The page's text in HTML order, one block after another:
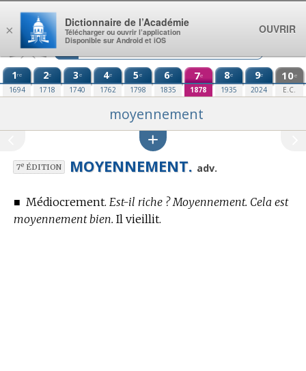
Aller au contenu
1re
1694
2e
1718
3e
1740
4e
1762
5e
1798
6e
1835
7e
1878
8e
1935
9e
2024
10e
E.C.
moyennement
7eÉDITION MOYENNEMENT. adv.
■ Médiocrement. Est-il riche ? Moyennement. Cela est
moyennement bien. Il vieillit.
×
Dictionnaire de l’Académie
Télécharger ou ouvrir l’application
Disponible sur Android et iOS
OUVRIR